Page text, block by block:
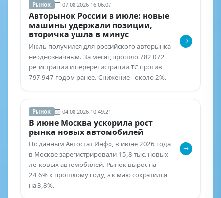
Рынок 07.08.2026 16:06:07
Авторынок России в июле: новые
машины удержали позиции,
вторичка ушла в минус
Июль получился для российского авторынка
неоднозначным. За месяц прошло 782 072
регистрации и перерегистрации ТС против
797 947 годом ранее. Снижение - около 2%.
Рынок 04.08.2026 10:49:21
В июне Москва ускорила рост
рынка новых автомобилей
По данным Автостат Инфо, в июне 2026 года
в Москве зарегистрировали 15,8 тыс. новых
легковых автомобилей. Рынок вырос на
24,6% к прошлому году, а к маю сократился
на 3,8%.